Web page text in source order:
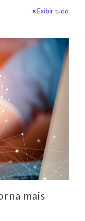
Exibir tudo
mais